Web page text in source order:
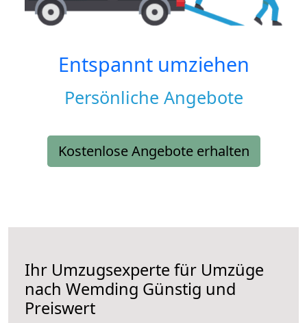
Entspannt umziehen
Persönliche Angebote
Kostenlose Angebote erhalten
Ihr Umzugsexperte für Umzüge
nach Wemding Günstig und
Preiswert